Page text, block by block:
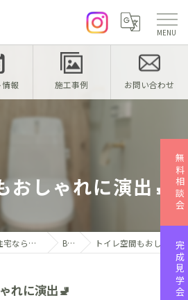
報 施工事例 お問い合わせ
おしゃれに演出🚽
福岡県大牟田市の注文住宅なら株式会社インハウス Blog トイレ空間もおしゃれに演出🚽
れに演出🚽
無料相談会
完成見学会